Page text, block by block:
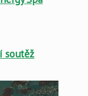
soutěž